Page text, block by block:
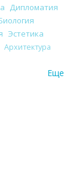
Дипломатия
Эстетика
Архитектура
Еще